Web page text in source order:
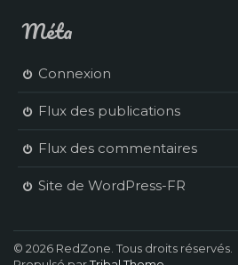
Méta
Connexion
Flux des publications
Flux des commentaires
Site de WordPress-FR
© 2026 RedZone. Tous droits réservés.